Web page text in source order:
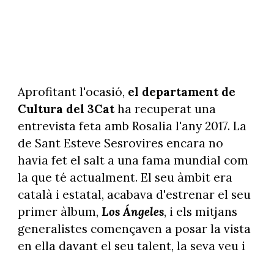
Aprofitant l'ocasió, el departament de
Cultura del 3Catha recuperat una
entrevista feta amb Rosalia l'any 2017. La
de Sant Esteve Sesrovires encara no
havia fet el salt a una fama mundial com
la que té actualment. El seu àmbit era
català i estatal, acabava d'estrenar el seu
primer àlbum, Los Ángeles, i els mitjans
generalistes començaven a posar la vista
en ella davant el seu talent, la seva veu i